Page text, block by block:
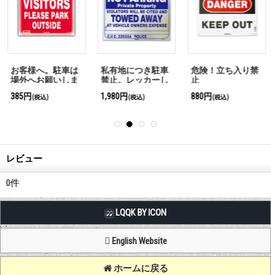
お客様へ。駐車は
場外へお願いしま
385円(税込)
私有地につき駐車
禁止。レッカーし
1,980円(税込)
危険！立ち入り禁
止
880円(税込)
レビュー
0件
LQQK BY ICON
English Website
ホームに戻る